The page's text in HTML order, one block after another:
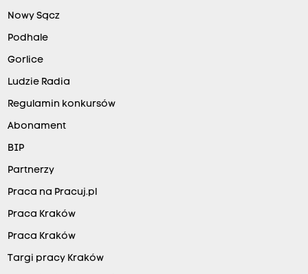
Nowy Sącz
Podhale
Gorlice
Ludzie Radia
Regulamin konkursów
Abonament
BIP
Partnerzy
Praca na Pracuj.pl
Praca Kraków
Praca Kraków
Targi pracy Kraków